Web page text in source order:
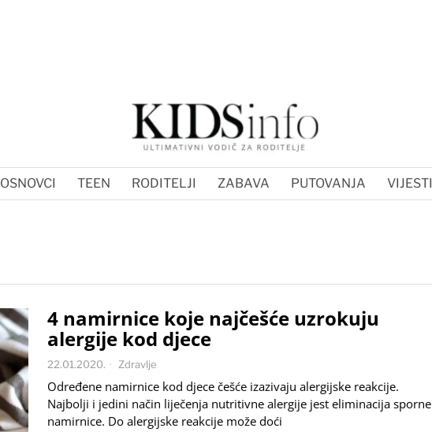
OSNOVCI TEEN RODITELJI ZABAVA PUTOVANJA VIJESTI
4 namirnice koje najčešće uzrokuju
alergije kod djece
22.01.2020. Zdravlje
Određene namirnice kod djece češće izazivaju alergijske reakcije.
Najbolji i jedini način liječenja nutritivne alergije jest eliminacija sporne
namirnice. Do alergijske reakcije može doći